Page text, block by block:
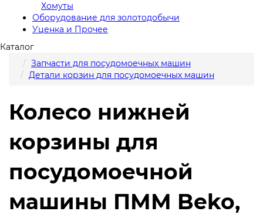
Хомуты
Оборудование для золотодобычи
Уценка и Прочее
Каталог
Запчасти для посудомоечных машин
Детали корзин для посудомоечных машин
Колесо нижней
корзины для
посудомоечной
машины ПММ Beko,